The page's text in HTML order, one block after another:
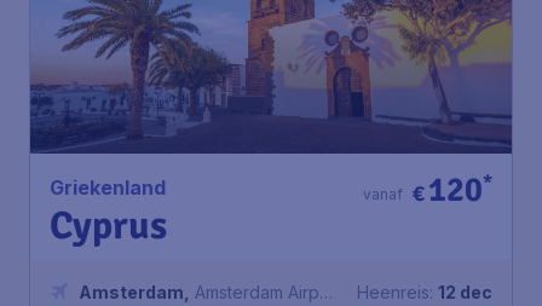
Griekenland
Cyprus
€120*
vanaf
Amsterdam
Amsterdam Airport
Heenreis: 12 dec